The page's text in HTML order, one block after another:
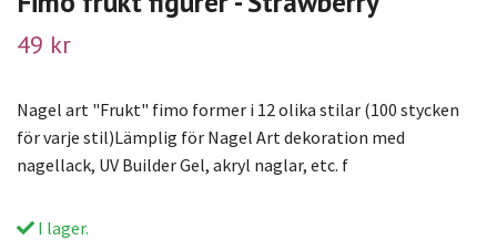
49 kr
Nagel art "Frukt" fimo former i 12 olika stilar (100 stycken
för varje stil)Lämplig för Nagel Art dekoration med
nagellack, UV Builder Gel, akryl naglar, etc. f
I lager.